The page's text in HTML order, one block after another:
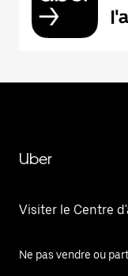
Uber
Visiter le Centre
Ne pas vendre ou